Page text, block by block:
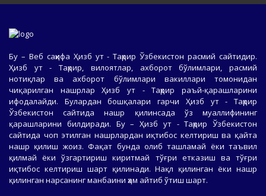
Бу – Веб саҳифа Ҳизб ут - Таҳрир Ўзбекистон расмий сайтидир.
Ҳизб ут - Таҳрир, вилоятлар, ахборот бўлимлари, расмий
нотиқлар ва ахборот бўлимлари вакиллари томонидан
чиқарилган нашрлар Ҳизб ут - Таҳрир раъй-қарашларини
ифодалайди. Булардан бошқалари гарчи Ҳизб ут - Таҳрир
Ўзбекистон сайтида нашр қилинсада ўз муаллифининг
қарашларини билдиради. Бу – Ҳизб ут - Таҳрир Ўзбекистон
сайтида чоп этилган нашрлардан иқтибос келтириш ва қайта
нашр қилиш жоиз. Фақат бунда олиб ташламай ёки таъвил
қилмай ёки ўзгартириш киритмай тўғри етказиш ва тўғри
иқтибос келтириш шарт қилинади. Нақл қилинган ёки нашр
қилинган нарсанинг манбаини ҳам айтиб ўтиш шарт.